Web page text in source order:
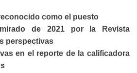
como el puesto
de 2021 por la Revista
perspectivas
en el reporte de la calificadora